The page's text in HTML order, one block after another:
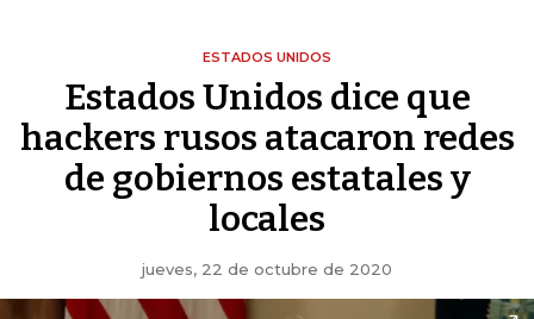
ESTADOS UNIDOS
Estados Unidos dice que
hackers rusos atacaron redes
de gobiernos estatales y
locales
jueves, 22 de octubre de 2020